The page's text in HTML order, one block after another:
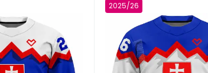
2025/26